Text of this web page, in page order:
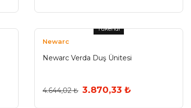
Tükendi
Newarc
Newarc Verda Duş Ünitesi
4.644,02 ₺ 3.870,33 ₺